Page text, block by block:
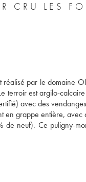
CRU LES
réalisé par le domaine
terroir est argilo-
avec des
en grappe entière,
neuf). Ce puligny-